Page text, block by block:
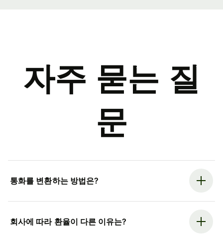
자주 묻는 질
문
통화를 변환하는 방법은?
회사에 따라 환율이 다른 이유는?